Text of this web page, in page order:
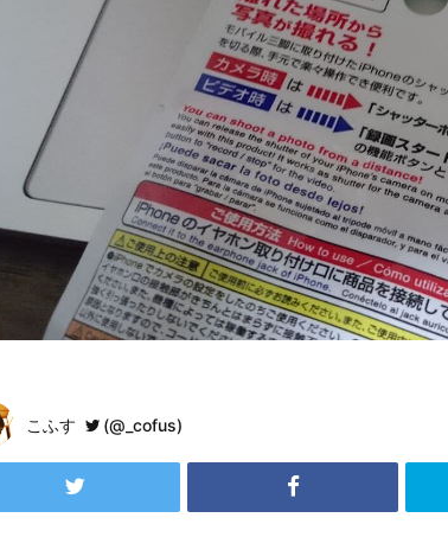
こふす (@_cofus)